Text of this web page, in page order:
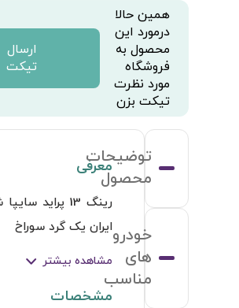
همین حالا
درمورد این
محصول به
فروشگاه
مورد نظرت
تیکت بزن
ارسال
تیکت
توضیحات
محصول
خودرو
های
مناسب
معرفی
ایران یک گرد سوراخ
مشاهده بیشتر
مشخصات